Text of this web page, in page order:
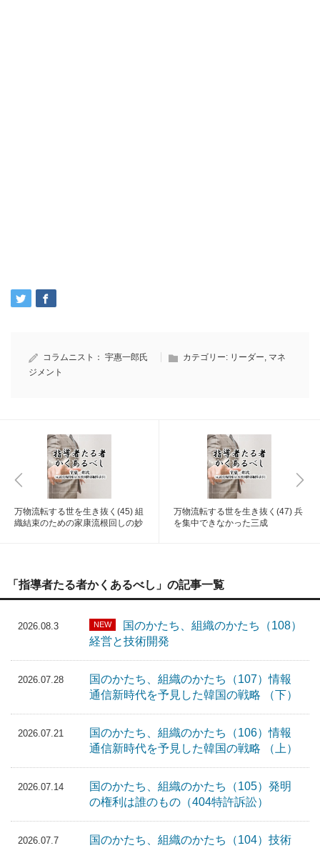
コラムニスト： 宇惠一郎氏 カテゴリー: リーダー, マネ
ジメント
万物流転する世を生き抜く(45) 組
織結束のための家康流根回しの妙
万物流転する世を生き抜く(47) 兵
を集中できなかった三成
「指導者たる者かくあるべし」の記事一覧
2026.08.3 NEW
国のかたち、組織のかたち（108）
経営と技術開発
2026.07.28
国のかたち、組織のかたち（107）情報
通信新時代を予見した韓国の戦略 （下）
2026.07.21
国のかたち、組織のかたち（106）情報
通信新時代を予見した韓国の戦略 （上）
2026.07.14
国のかたち、組織のかたち（105）発明
の権利は誰のもの（404特許訴訟）
2026.07.7
国のかたち、組織のかたち（104）技術